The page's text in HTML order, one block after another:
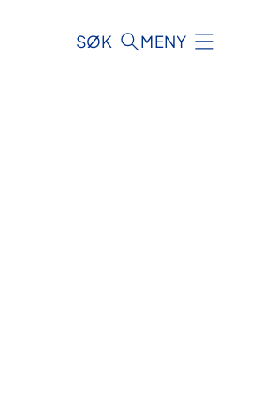
SØK MENY